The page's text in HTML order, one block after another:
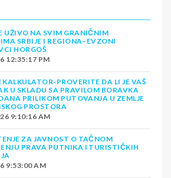
UŽIVO NA SVIM GRANIČNIM
SRBIJE I REGIONA–EVZONI
HORGOŠ
12:35:17 PM
KALKULATOR-PROVERITE DA LI JE VAŠ
U SKLADU SA PRAVILOM BORAVKA
PRILIKOM PUTOVANJA U ZEMLJE
PROSTORA
9:10:16 AM
ZA JAVNOST O TAČNOM
PRAVA PUTNIKA I TURISTIČKIH
9:53:00 AM